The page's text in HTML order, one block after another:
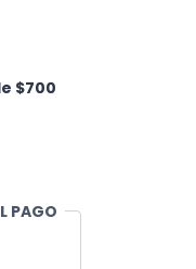
$700
PAGO